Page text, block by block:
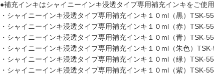
●補充インキはシャイニーインキ浸透タイプ専用補充インキをご使用
・シャイニーインキ浸透タイプ専用補充インキ１０ml（黒）TSK-
・シャイニーインキ浸透タイプ専用補充インキ１０ml（赤）TSK-
・シャイニーインキ浸透タイプ専用補充インキ１０ml（青）TSK-
・シャイニーインキ浸透タイプ専用補充インキ１０ml（朱色）
・シャイニーインキ浸透タイプ専用補充インキ１０ml（緑）TSK-
・シャイニーインキ浸透タイプ専用補充インキ１０ml（紫）TSK-